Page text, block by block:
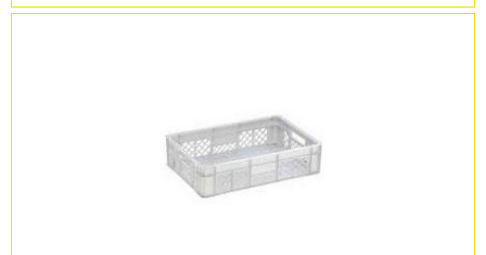
Condomínios; - Hotéis; - Hospitais; Entre